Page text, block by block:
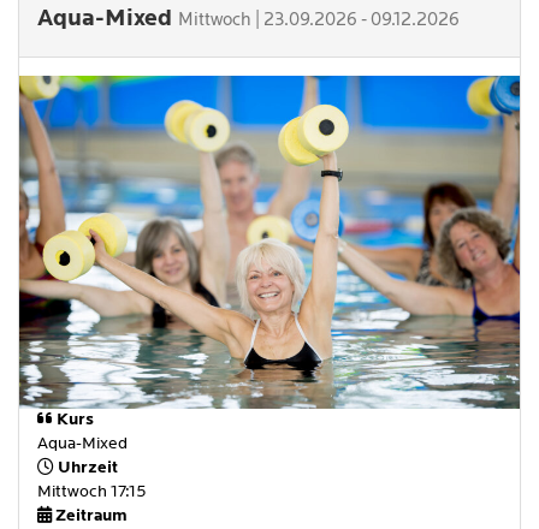
Aqua-Mixed Mittwoch | 23.09.2026 - 09.12.2026
Kurs
Aqua-Mixed
Uhrzeit
Mittwoch 17:15
Zeitraum